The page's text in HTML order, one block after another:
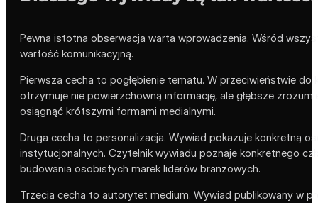
Pewna istotna obserwacja warta wprowadzenia. Wśród
wartość komunikacyjną.
Pierwsza cecha to pogłębienie tematu. W przeciwieństwie
otrzymuje nie powierzchowną informację, ale głębsze
osiągnąć krótszymi formami medialnymi.
Druga cecha to personalizacja. Wywiad pokazuje konkretną
instytucjonalnych. Czytelnik wywiadu poznaje konkretnego
budowania osobistych marek liderów branżowych.
Trzecia cecha to autorytet medium. Wywiad publikowany w